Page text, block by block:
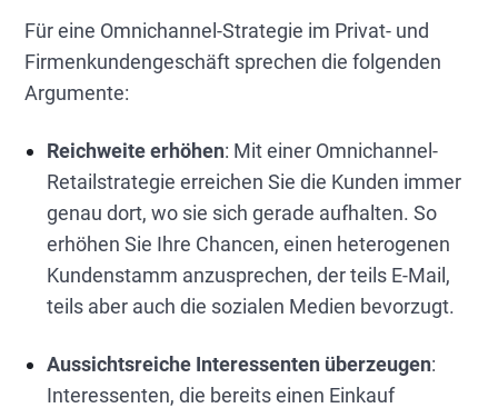
Für eine Omnichannel-Strategie im Privat- und
Firmenkundengeschäft sprechen die folgenden
Argumente:
Reichweite erhöhen: Mit einer Omnichannel-
Retailstrategie erreichen Sie die Kunden immer
genau dort, wo sie sich gerade aufhalten. So
erhöhen Sie Ihre Chancen, einen heterogenen
Kundenstamm anzusprechen, der teils E-Mail,
teils aber auch die sozialen Medien bevorzugt.
Aussichtsreiche Interessenten überzeugen:
Interessenten, die bereits einen Einkauf